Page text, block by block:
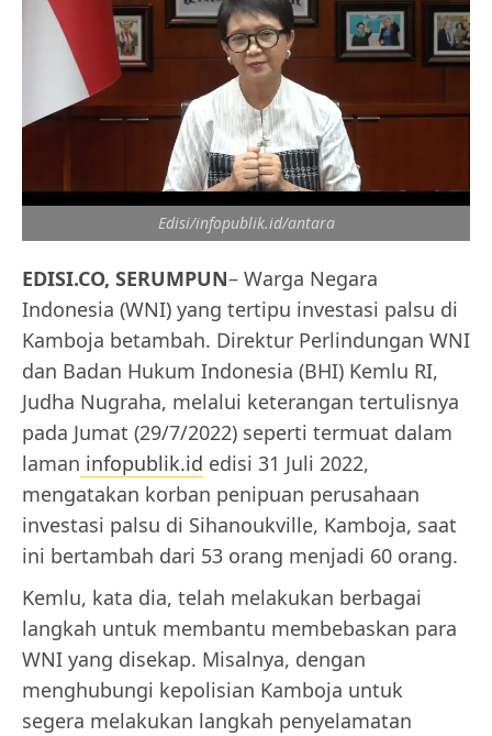
Edisi/infopublik.id/antara
EDISI.CO, SERUMPUN– Warga Negara
Indonesia (WNI) yang tertipu investasi palsu di
Kamboja betambah. Direktur Perlindungan WNI
dan Badan Hukum Indonesia (BHI) Kemlu RI,
Judha Nugraha, melalui keterangan tertulisnya
pada Jumat (29/7/2022) seperti termuat dalam
laman infopublik.id edisi 31 Juli 2022,
mengatakan korban penipuan perusahaan
investasi palsu di Sihanoukville, Kamboja, saat
ini bertambah dari 53 orang menjadi 60 orang.
Kemlu, kata dia, telah melakukan berbagai
langkah untuk membantu membebaskan para
WNI yang disekap. Misalnya, dengan
menghubungi kepolisian Kamboja untuk
segera melakukan langkah penyelamatan